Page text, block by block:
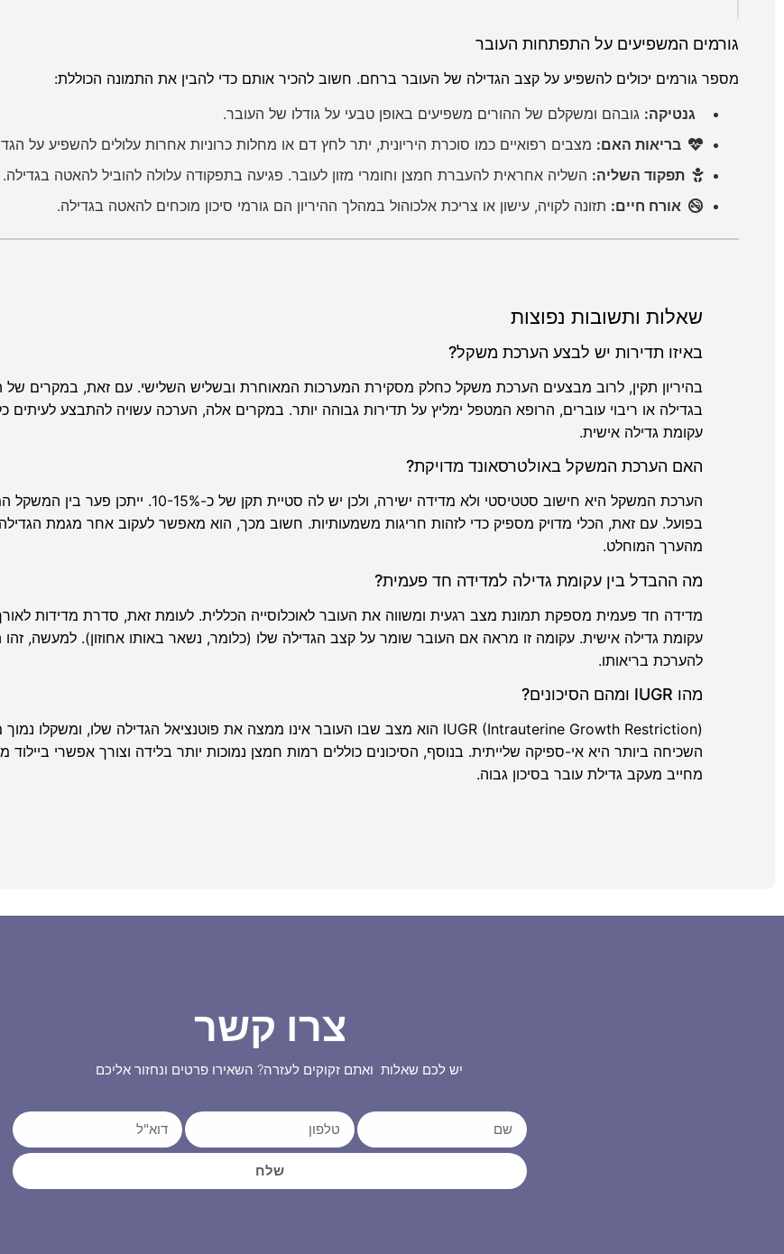
גורמים המשפיעים על התפתחות העובר
מספר גורמים יכולים להשפיע על קצב הגדילה של העובר ברחם. חשוב להכיר אותם כדי להבין את התמונה הכוללת:
גנטיקה: גובהם ומשקלם של ההורים משפיעים באופן טבעי על גודלו של העובר.
בריאות האם: מצבים רפואיים כמו סוכרת היריונית, יתר לחץ דם או מחלות כרוניות אחרות עלולים להשפיע על
תפקוד השליה: השליה אחראית להעברת חמצן וחומרי מזון לעובר. פגיעה בתפקודה עלולה להוביל להאטה בגדילה.
אורח חיים: תזונה לקויה, עישון או צריכת אלכוהול במהלך ההיריון הם גורמי סיכון מוכחים להאטה בגדילה.
שאלות ותשובות נפוצות
באיזו תדירות יש לבצע הערכת משקל?
בהיריון תקין, לרוב מבצעים הערכת משקל כחלק מסקירת המערכות המאוחרת ובשליש השלישי. עם זאת, במקרים של
עקומת גדילה אישית.
האם הערכת המשקל באולטרסאונד מדויקת?
הערכת המשקל היא חישוב סטטיסטי ולא מדידה ישירה, ולכן יש לה
בפועל. עם זאת, הכלי מדויק מספיק כדי לזהות חריגות משמעותיות. חשוב מכך, הוא מאפשר לעקוב אחר מגמת
מהערך המוחלט.
מה ההבדל בין עקומת גדילה למדידה חד פעמית?
מדידה חד פעמית מספקת תמונת מצב רגעית ומשווה את העובר לאוכלוסייה הכללית. לעומת זאת, סדרת מדידות
עקומת גדילה אישית. עקומה זו מראה אם העובר שומר על קצב הגדילה שלו (כלומר, נשאר באותו אחוזון). למעשה,
להערכת בריאותו.
מהו IUGR ומהם הסיכונים?
מחייב מעקב גדילת עובר בסיכון גבוה.
צרו קשר
יש לכם שאלות ואתם זקוקים לעזרה? השאירו פרטים ונחזור אליכם
שלח